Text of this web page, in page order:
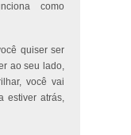
como
quiser ser
ao seu lado,
você vai
estiver atrás,